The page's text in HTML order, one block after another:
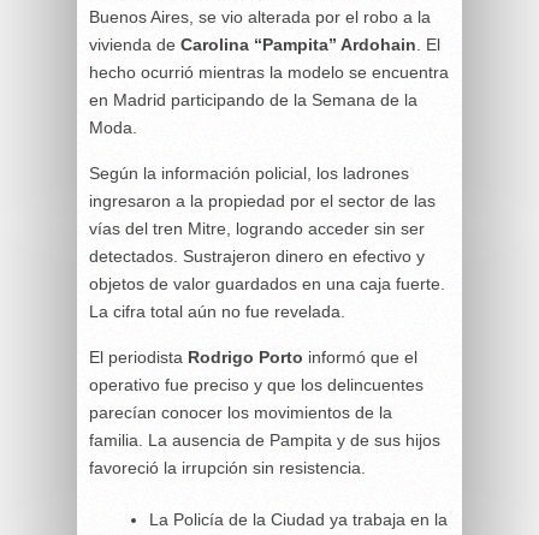
Buenos Aires, se vio alterada por el robo a la
vivienda de Carolina “Pampita” Ardohain . El
hecho ocurrió mientras la modelo se encuentra
en Madrid participando de la Semana de la
Moda.
Según la información policial, los ladrones
ingresaron a la propiedad por el sector de las
vías del tren Mitre, logrando acceder sin ser
detectados. Sustrajeron dinero en efectivo y
objetos de valor guardados en una caja fuerte.
La cifra total aún no fue revelada.
El periodista Rodrigo Porto informó que el
operativo fue preciso y que los delincuentes
parecían conocer los movimientos de la
familia. La ausencia de Pampita y de sus hijos
favoreció la irrupción sin resistencia.
La Policía de la Ciudad ya trabaja en la